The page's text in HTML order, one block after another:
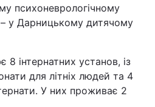
психоневрологічному
– у Дарницькому дитячому
8 інтернатних установ, із
для літніх людей та 4
У них проживає 2